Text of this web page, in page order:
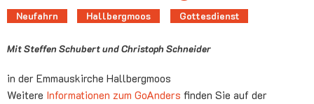
Neufahrn Hallbergmoos Gottesdienst
Mit Steffen Schubert und Christoph Schneider
in der Emmauskirche Hallbergmoos
Weitere Informationen zum GoAnders finden Sie auf der